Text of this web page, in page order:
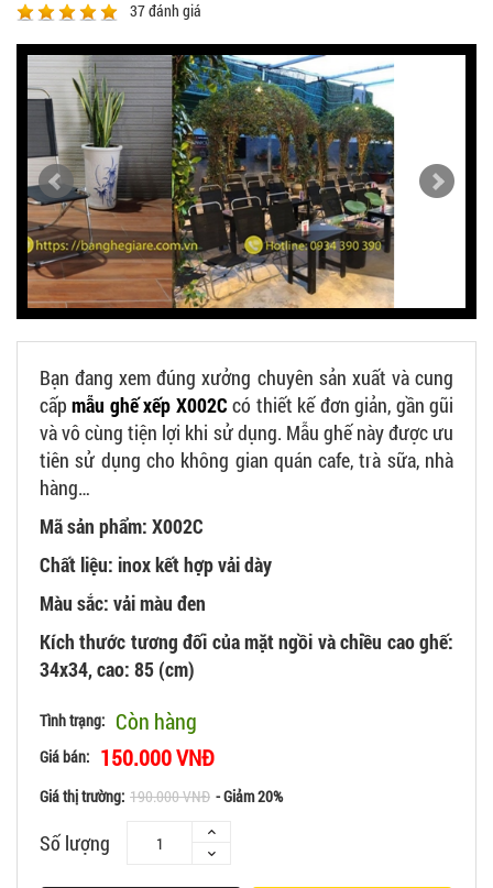
37đánh giá
Bạn đang xem đúng xưởng chuyên sản xuất và cung
cấpmẫu ghế xếp X002C có thiết kế đơn giản, gần gũi
và vô cùng tiện lợi khi sử dụng. Mẫu ghế này được ưu
tiên sử dụng cho không gian quán cafe, trà sữa, nhà
hàng…
Mã sản phẩm: X002C
Chất liệu: inox kết hợp vải dày
Màu sắc: vải màu đen
Kích thước tương đối của mặt ngồi và chiều cao ghế:
34x34, cao: 85 (cm)
Tình trạng: Còn hàng
Giá bán: 150.000 VNĐ
Giá thị trường: 190.000 VNĐ - Giảm 20%
Số lượng